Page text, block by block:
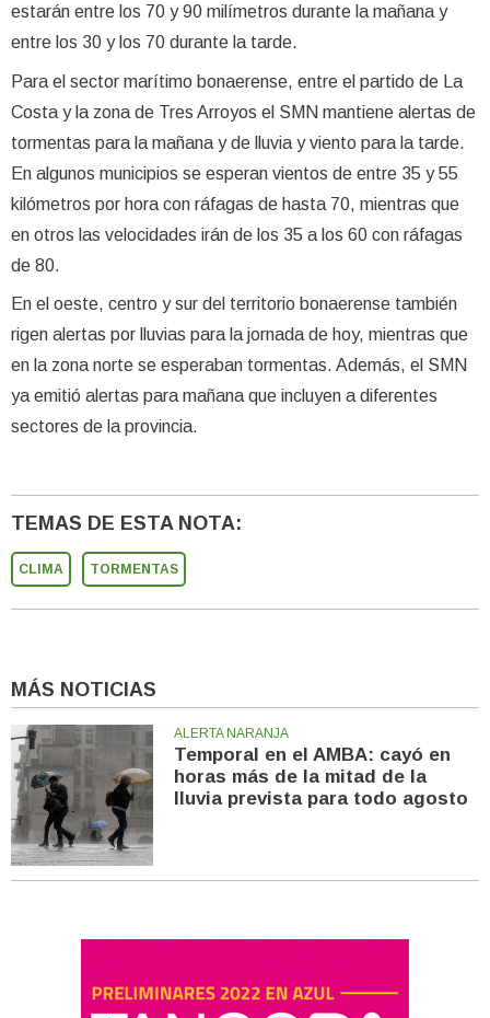
estarán entre los 70 y 90 milímetros durante la mañana y
entre los 30 y los 70 durante la tarde.
Para el sector marítimo bonaerense, entre el partido de La
Costa y la zona de Tres Arroyos el SMN mantiene alertas de
tormentas para la mañana y de lluvia y viento para la tarde.
En algunos municipios se esperan vientos de entre 35 y 55
kilómetros por hora con ráfagas de hasta 70, mientras que
en otros las velocidades irán de los 35 a los 60 con ráfagas
de 80.
En el oeste, centro y sur del territorio bonaerense también
rigen alertas por lluvias para la jornada de hoy, mientras que
en la zona norte se esperaban tormentas. Además, el SMN
ya emitió alertas para mañana que incluyen a diferentes
sectores de la provincia.
TEMAS DE ESTA NOTA:
CLIMA TORMENTAS
MÁS NOTICIAS
ALERTA NARANJA
Temporal en el AMBA: cayó en
horas más de la mitad de la
lluvia prevista para todo agosto